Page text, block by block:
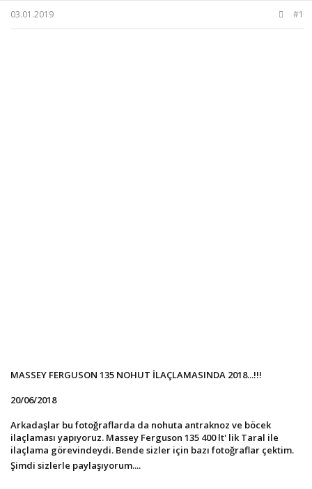
03.01.2019 #1
MASSEY FERGUSON 135 NOHUT İLAÇLAMASINDA 2018...!!!
20/06/2018
Arkadaşlar bu fotoğraflarda da nohuta antraknoz ve böcek
ilaçlaması yapıyoruz. Massey Ferguson 135 400 lt' lik Taral ile
ilaçlama görevindeydi. Bende sizler için bazı fotoğraflar çektim.
Şimdi sizlerle paylaşıyorum....